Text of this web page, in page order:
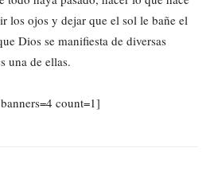
los ojos y dejar que el sol le bañe el
Dios se manifiesta de diversas
una de ellas.
count=1]